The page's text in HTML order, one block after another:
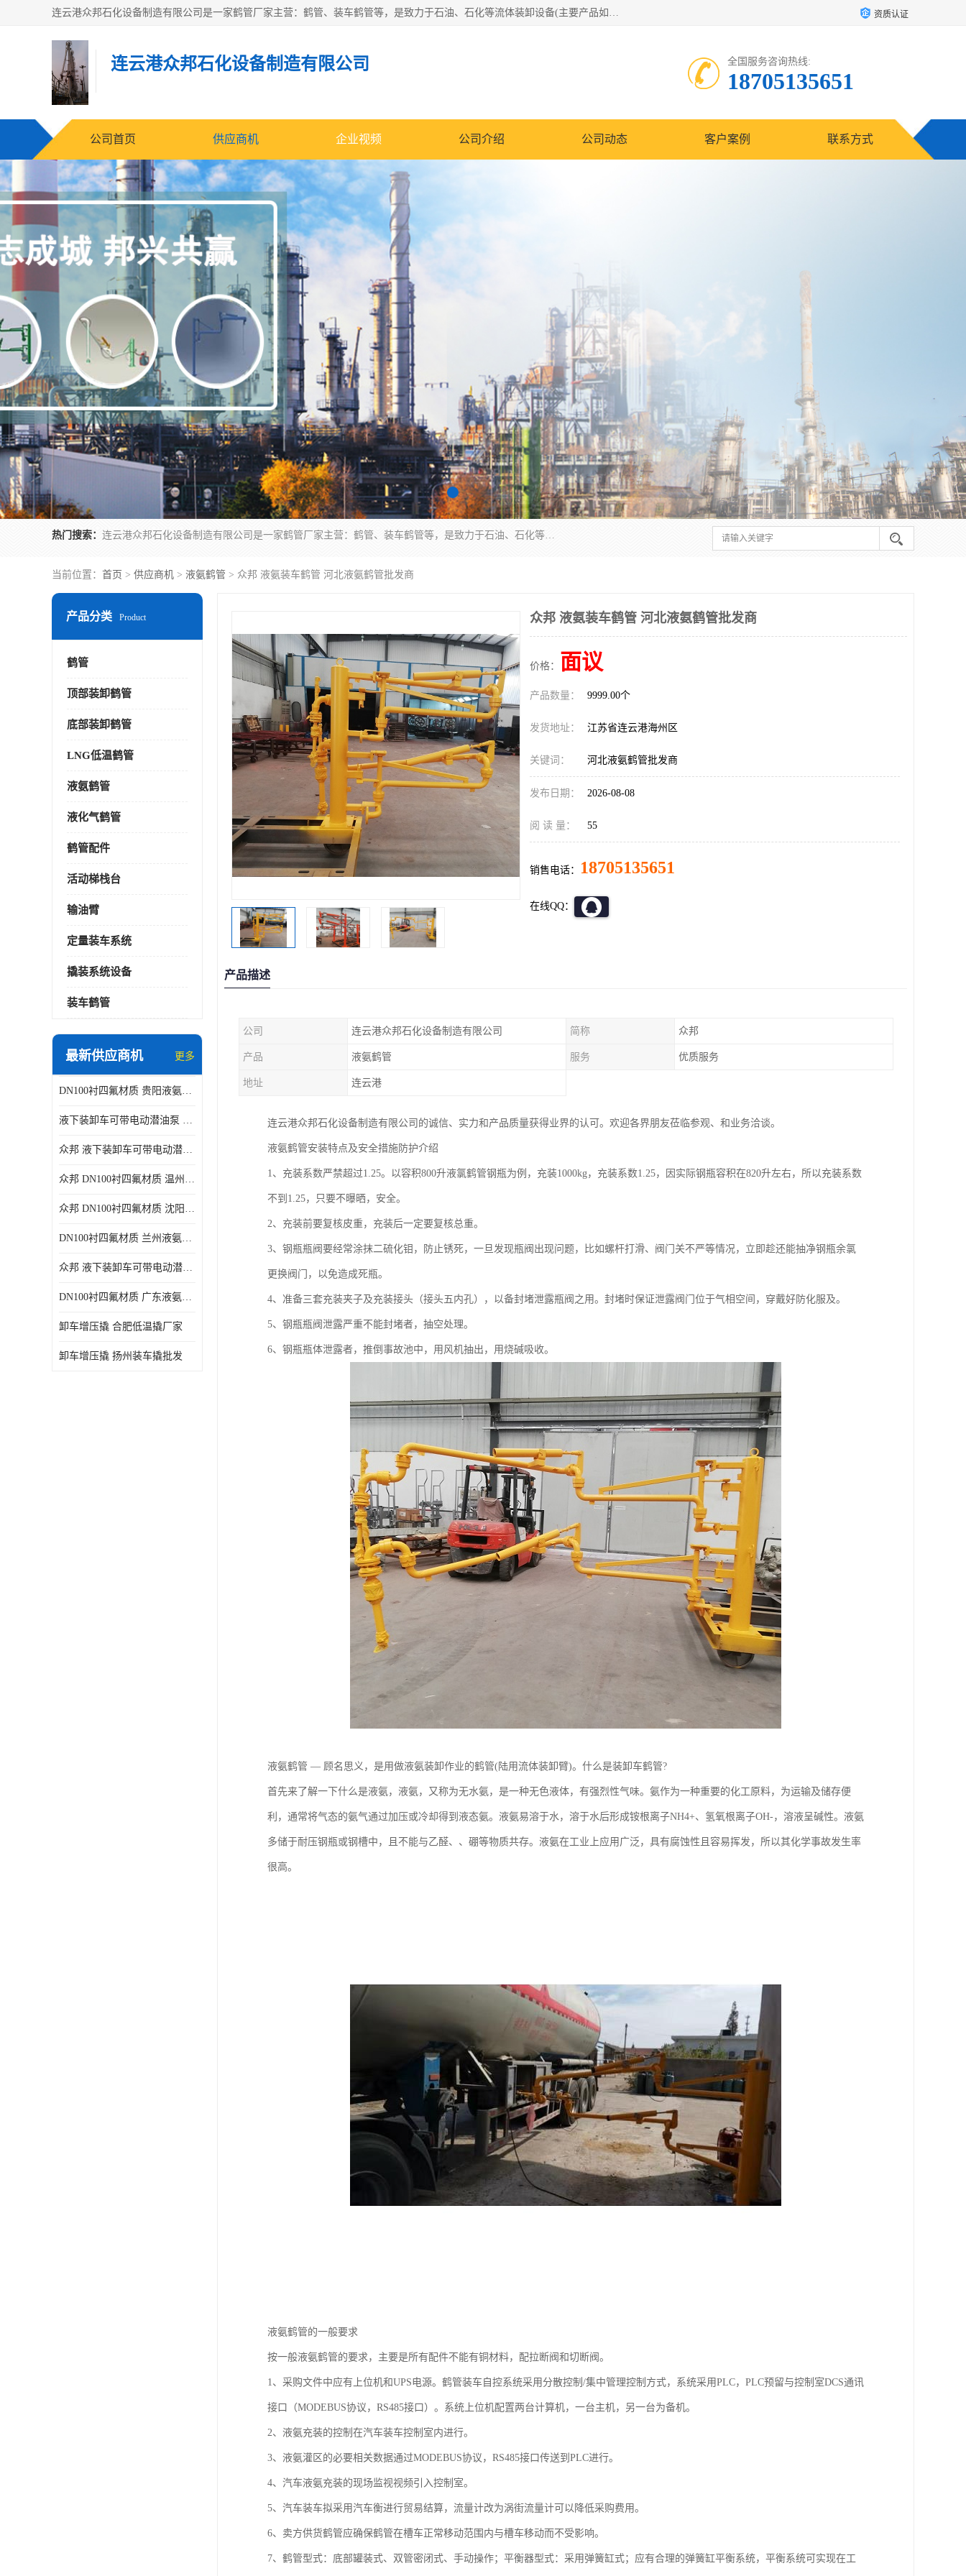
连云港众邦石化设备制造有限公司是一家鹤管厂家主营：鹤管、装车鹤管等，是致力于石油、石化等流体装卸设备(主要产品如鹤管、输油臂、脱缆钩等)的咨询、设计、制造、检测、安装指导、系统调试、维修维护等业务的公司。 资质认证
连云港众邦石化设备制造有限公司 全国服务咨询热线:
18705135651
公司首页 供应商机 企业视频 公司介绍 公司动态 客户案例 联系方式
热门搜索： 连云港众邦石化设备制造有限公司是一家鹤管厂家主营：鹤管、装车鹤管等，是致力于石油、石化等流体装卸设备(主要产品如鹤管、输油臂、脱缆钩等)的咨询、设计、制造、检测、安装指导、系统调试、维修维护等业务的公司。
当前位置： 首页 > 供应商机 > 液氨鹤管 > 众邦 液氨装车鹤管 河北液氨鹤管批发商
产品分类 Product
鹤管
顶部装卸鹤管
底部装卸鹤管
LNG低温鹤管
液氨鹤管
液化气鹤管
鹤管配件
活动梯栈台
输油臂
定量装车系统
撬装系统设备
装车鹤管
最新供应商机 更多
DN100衬四氟材质 贵阳液氨鹤管供应商
液下装卸车可带电动潜油泵 贵阳液氨鹤管批发商
众邦 液下装卸车可带电动潜油泵 沈阳液氨鹤管批发商
众邦 DN100衬四氟材质 温州液氨鹤管批发商
众邦 DN100衬四氟材质 沈阳液氨鹤管批发商
DN100衬四氟材质 兰州液氨鹤管批发商
众邦 液下装卸车可带电动潜油泵 太原液氨鹤管厂商
DN100衬四氟材质 广东液氨鹤管厂商
卸车增压撬 合肥低温撬厂家
卸车增压撬 扬州装车撬批发
众邦 液氨装车鹤管 河北液氨鹤管批发商
价格： 面议
产品数量： 9999.00个
发货地址： 江苏省连云港海州区
关键词： 河北液氨鹤管批发商
发布日期： 2026-08-08
阅 读 量： 55
销售电话： 18705135651
在线QQ：
产品描述
公司 连云港众邦石化设备制造有限公司 简称 众邦
产品 液氨鹤管 服务 优质服务
地址 连云港
连云港众邦石化设备制造有限公司的诚信、实力和产品质量获得业界的认可。欢迎各界朋友莅临参观、和业务洽谈。
液氨鹤管安装特点及安全措施防护介绍
1、充装系数严禁超过1.25。以容积800升液氯鹤管钢瓶为例，充装1000kg，充装系数1.25，因实际钢瓶容积在820升左右，所以充装系数
不到1.25，只要不曝晒，安全。
2、充装前要复核皮重，充装后一定要复核总重。
3、钢瓶瓶阀要经常涂抹二硫化钼，防止锈死，一旦发现瓶阀出现问题，比如螺杆打滑、阀门关不严等情况，立即趁还能抽净钢瓶余氯
更换阀门，以免造成死瓶。
4、准备三套充装夹子及充装接头（接头五内孔），以备封堵泄露瓶阀之用。封堵时保证泄露阀门位于气相空间，穿戴好防化服及。
5、钢瓶瓶阀泄露严重不能封堵者，抽空处理。
6、钢瓶瓶体泄露者，推倒事故池中，用风机抽出，用烧碱吸收。
液氨鹤管 — 顾名思义，是用做液氨装卸作业的鹤管(陆用流体装卸臂)。什么是装卸车鹤管?
首先来了解一下什么是液氨，液氨，又称为无水氨，是一种无色液体，有强烈性气味。氨作为一种重要的化工原料，为运输及储存便
利，通常将气态的氨气通过加压或冷却得到液态氨。液氨易溶于水，溶于水后形成铵根离子NH4+、氢氧根离子OH-，溶液呈碱性。液氨
多储于耐压钢瓶或钢槽中，且不能与乙醛、、硼等物质共存。液氨在工业上应用广泛，具有腐蚀性且容易挥发，所以其化学事故发生率
很高。
液氨鹤管的一般要求
按一般液氨鹤管的要求，主要是所有配件不能有铜材料，配拉断阀和切断阀。
1、采购文件中应有上位机和UPS电源。鹤管装车自控系统采用分散控制/集中管理控制方式，系统采用PLC，PLC预留与控制室DCS通讯
接口（MODEBUS协议，RS485接口）。系统上位机配置两台计算机，一台主机，另一台为备机。
2、液氨充装的控制在汽车装车控制室内进行。
3、液氨灌区的必要相关数据通过MODEBUS协议，RS485接口传送到PLC进行。
4、汽车液氨充装的现场监视视频引入控制室。
5、汽车装车拟采用汽车衡进行贸易结算，流量计改为涡街流量计可以降低采购费用。
6、卖方供货鹤管应确保鹤管在槽车正常移动范围内与槽车移动而不受影响。
7、鹤管型式：底部罐装式、双管密闭式、手动操作；平衡器型式：采用弹簧缸式；应有合理的弹簧缸平衡系统，平衡系统可实现在工